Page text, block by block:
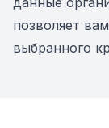
позволяет
выбранного